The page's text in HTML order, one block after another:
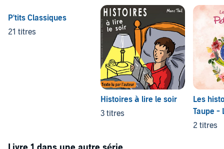
P'tits Classiques
21 titres
Histoires à lire le soir
3 titres
Les
Taupe -
2 titres